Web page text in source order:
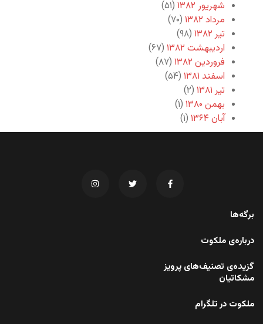
شهریور ۱۳۸۲
(۵۱)
مرداد ۱۳۸۲
(۷۰)
تیر ۱۳۸۲
(۹۸)
اردیبهشت ۱۳۸۲
(۶۷)
فروردین ۱۳۸۲
(۸۷)
اسفند ۱۳۸۱
(۵۴)
تیر ۱۳۸۱
(۲)
بهمن ۱۳۸۰
(۱)
آبان ۱۳۶۴
(۱)
برگه‌ها
درباره‌ی ملکوت
گزیده‌ی تصنیف‌های پرویز
مشکاتیان
ملکوت در تلگرام